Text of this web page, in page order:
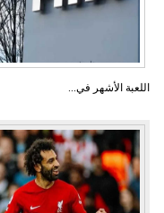
اللعبة الأشهر في...